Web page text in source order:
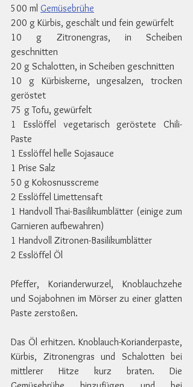
500 ml Gemüsebrühe
200 g Kürbis, geschält und fein gewürfelt
10 g Zitronengras, in Scheiben
geschnitten
20 g Schalotten, in Scheiben geschnitten
10 g Kürbiskerne, ungesalzen, trocken
geröstet
75 g Tofu, gewürfelt
1 Esslöffel vegetarisch geröstete Chili-
Paste
1 Esslöffel helle Sojasauce
1 Prise Salz
50 g Kokosnusscreme
2 Esslöffel Limettensaft
1 Handvoll Thai-Basilikumblätter (einige zum
Garnieren aufbewahren)
1 Handvoll Zitronen-Basilikumblätter
2 Esslöffel Öl
Pfeffer, Korianderwurzel, Knoblauchzehe
und Sojabohnen im Mörser zu einer glatten
Paste zerstoßen.
Das Öl erhitzen. Knoblauch-Korianderpaste,
Kürbis, Zitronengras und Schalotten bei
mittlerer Hitze kurz braten. Die